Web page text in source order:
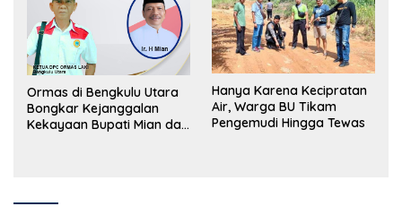
Ormas di Bengkulu Utara
Bongkar Kejanggalan
Kekayaan Bupati Mian dan
Hanya Karena Kecipratan
Air, Warga BU Tikam
Pengemudi Hingga Tewas